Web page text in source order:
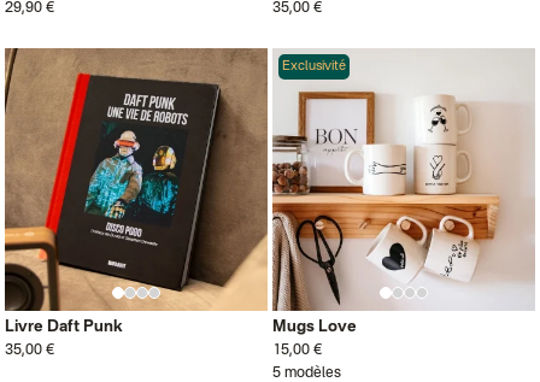
29,90 € 35,00 €
Livre Daft Punk
35,00 €
Exclusivité
Mugs Love
15,00 €
5 modèles